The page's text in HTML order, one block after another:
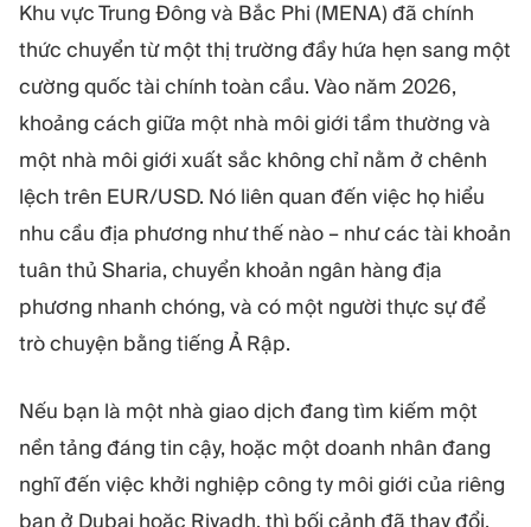
Khu vực Trung Đông và Bắc Phi (MENA) đã chính
thức chuyển từ một thị trường đầy hứa hẹn sang một
cường quốc tài chính toàn cầu. Vào năm 2026,
khoảng cách giữa một nhà môi giới tầm thường và
một nhà môi giới xuất sắc không chỉ nằm ở chênh
lệch trên EUR/USD. Nó liên quan đến việc họ hiểu
nhu cầu địa phương như thế nào – như các tài khoản
tuân thủ Sharia, chuyển khoản ngân hàng địa
phương nhanh chóng, và có một người thực sự để
trò chuyện bằng tiếng Ả Rập.
Nếu bạn là một nhà giao dịch đang tìm kiếm một
nền tảng đáng tin cậy, hoặc một doanh nhân đang
nghĩ đến việc khởi nghiệp công ty môi giới của riêng
bạn ở Dubai hoặc Riyadh, thì bối cảnh đã thay đổi.
MÔ-ĐUN
Sàn giao dịch Hậu cần
TÀI NGUYÊN
Hướng dẫn tiếp thị
Blog
Thuật ngữ
Video hướng dẫn
Công cụ tính lợi nhuận
Kế hoạch kinh doanh
THÊM
Giới thiệu về Quadcode
Đội ngũ
Sự kiện
Tin tức công ty
Nghề nghiệp
Bền vững
THEO DÕI CHÚNG TÔI